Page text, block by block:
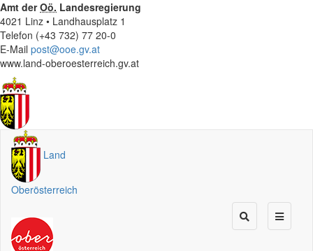
Amt derOö. Landesregierung
4021 Linz • Landhausplatz 1
Telefon (+43 732) 77 20-0
E-Mail post@ooe.gv.at
www.land-oberoesterreich.gv.at
Land
Oberösterreich